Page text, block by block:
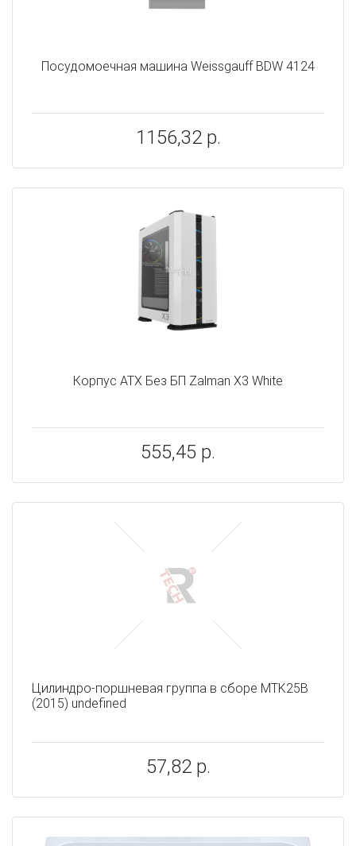
Посудомоечная машина Weissgauff BDW 4124
1156,32 р.
Корпус ATX Без БП Zalman X3 White
555,45 р.
Цилиндро-поршневая группа в сборе MTK25B
(2015) undefined
57,82 р.